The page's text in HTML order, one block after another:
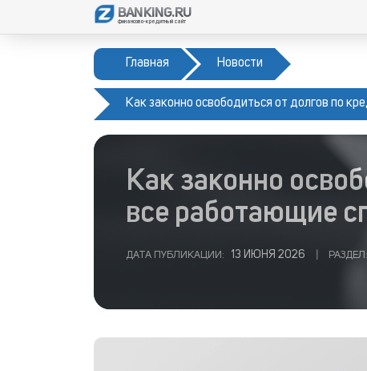
BANKING.RU
финансово-кредитный сайт
Главная Новости
Как законно освободиться от долгов по
Как законно
все работающие
ДАТА ПУБЛИКАЦИИ: 13 ИЮНЯ 2026 РАЗДЕЛ: